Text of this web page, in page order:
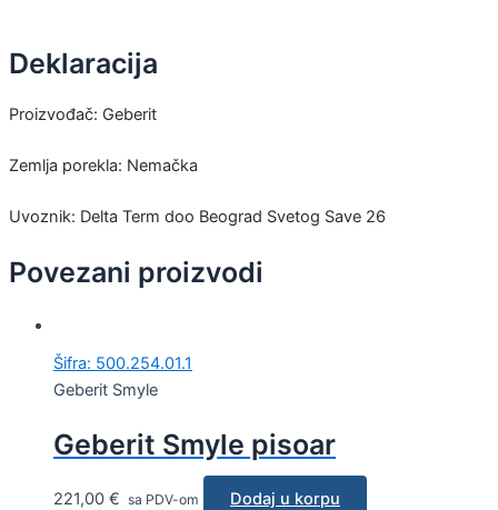
Deklaracija
Proizvođač: Geberit
Zemlja porekla: Nemačka
Uvoznik: Delta Term doo Beograd Svetog Save 26
Povezani proizvodi
Šifra: 500.254.01.1
Geberit Smyle
Geberit Smyle pisoar
221,00 € sa PDV-om Dodaj u korpu